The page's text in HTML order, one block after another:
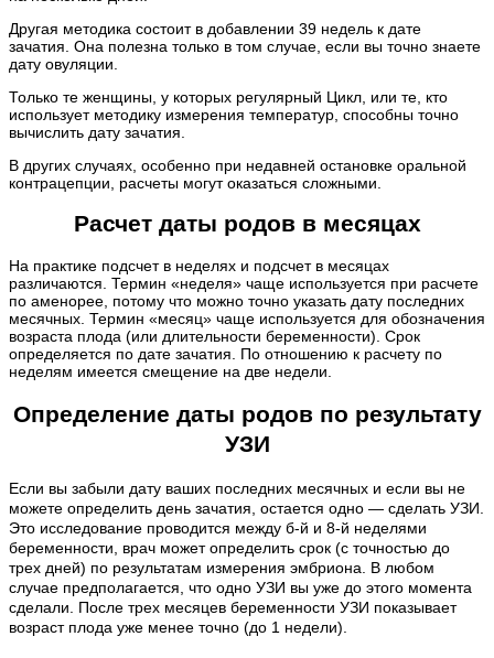
Другая методика состоит в добавлении 39 недель к дате
зачатия. Она полезна только в том случае, если вы точно знаете
дату овуляции.
Только те женщины, у которых регулярный Цикл, или те, кто
использует методику измерения температур, способны точно
вычислить дату зачатия.
В других случаях, особенно при недавней остановке оральной
контрацепции, расчеты могут оказаться сложными.
Расчет даты родов в месяцах
На практике подсчет в неделях и подсчет в месяцах
различаются. Термин «неделя» чаще используется при расчете
по аменорее, потому что можно точно указать дату последних
месячных. Термин «месяц» чаще используется для обозначения
возраста плода (или длительности беременности). Срок
определяется по дате зачатия. По отношению к расчету по
неделям имеется смещение на две недели.
Определение даты родов по результату
УЗИ
Если вы забыли дату ваших последних месячных и если вы не
можете определить день зачатия, остается одно — сделать УЗИ.
Это исследование проводится между б-й и 8-й неделями
беременности, врач может определить срок (с точностью до
трех дней) по результатам измерения эмбриона. В любом
случае предполагается, что одно УЗИ вы уже до этого момента
сделали. После трех месяцев беременности УЗИ показывает
возраст плода уже менее точно (до 1 недели).